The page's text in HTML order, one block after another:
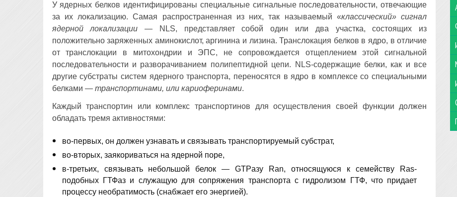
У ядерных белков идентифицированы специальные сигнальные последовательности, отвечающие
за их локализацию. Самая распространенная из них, так называемый «классический» сигнал
ядерной локализации — NLS, представляет собой один или два участка, состоящих из
положительно заряженных аминокислот, аргинина и лизина. Транслокация белков в ядро, в отличие
от транслокации в митохондрии и ЭПС, не сопровождается отщеплением этой сигнальной
последовательности и разворачиванием полипептидной цепи. NLS-содержащие белки, как и все
другие субстраты систем ядерного транспорта, переносятся в ядро в комплексе со специальными
белками — транспортинами, или кариоферинами.
Каждый транспортин или комплекс транспортинов для осуществления своей функции должен
обладать тремя активностями:
во-первых, он должен узнавать и связывать транспортируемый субстрат,
во-вторых, заякориваться на ядерной поре,
в-третьих, связывать небольшой белок — GTPазу Ran, относящуюся к семейству Ras-
подобных ГТФаз и служащую для сопряжения транспорта с гидролизом ГТФ, что придает
процессу необратимость (снабжает его энергией).